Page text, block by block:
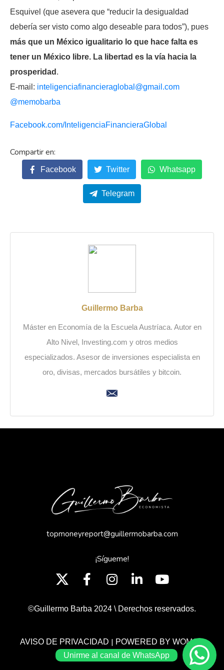
Esquivel (que asevera que “reducir la desigualdad
debería ser visto como algo deseable para todos”), pues
más que un México igualitario lo que hace falta es
tener un México libre. La libertad es la vía hacia la
prosperidad .
E-mail: inteligenciafinancieraglobal@gmail.com
@memobarba
Facebook.com/InteligenciaFinancieraGlobal
Facebook Twitter Whatsapp
Telegram
Guillermo Barba
Máster en Economía de la Escuela Austríaca. Autor en
Alto Nivel, Investing.com y otros medios
especializados. Asesor de inversiones especialista en
oro, divisas, mercados bursátiles y bitcoin.
topmoneyreport@guillermobarba.com
¡Sígueme!
©Guillermo Barba 2024 \ Derechos reservados.
AVISO DE PRIVACIDAD | POWERED BY WOMGP
Unirme al canal de WhatsApp